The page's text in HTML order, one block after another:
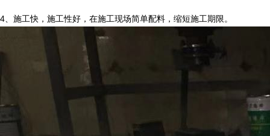
4 、施工快，施工性好，在施工现场简单配料，缩短施工期限。